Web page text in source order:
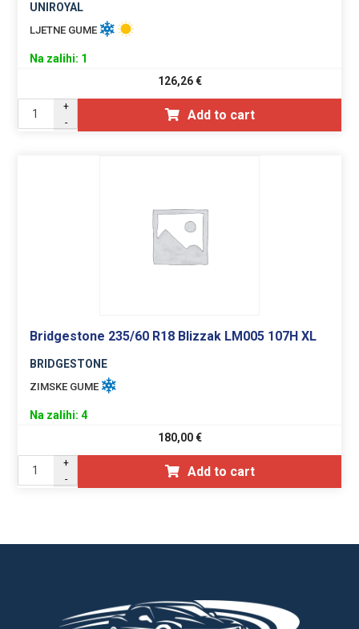
UNIROYAL
LJETNE GUME
Na zalihi: 1
126,26€
+
-
Add to cart
Bridgestone 235/60 R18 Blizzak LM005 107H XL
BRIDGESTONE
ZIMSKE GUME
Na zalihi: 4
180,00€
+
-
Add to cart